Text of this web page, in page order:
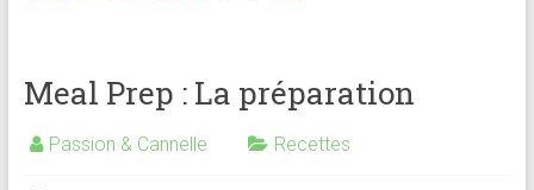
b
o
ok
l
s
A
p
es
g
er
Meal Prep : La préparation
Passion & Cannelle Recettes